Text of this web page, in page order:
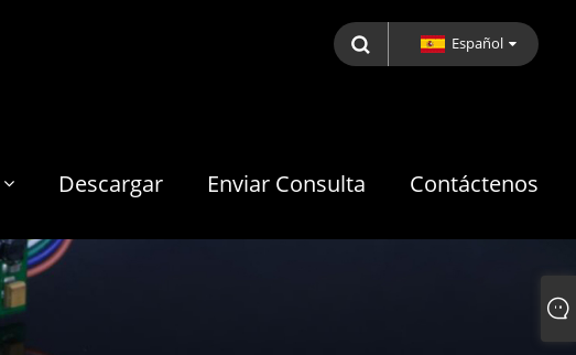
Español
Descargar Enviar Consulta Contáctenos